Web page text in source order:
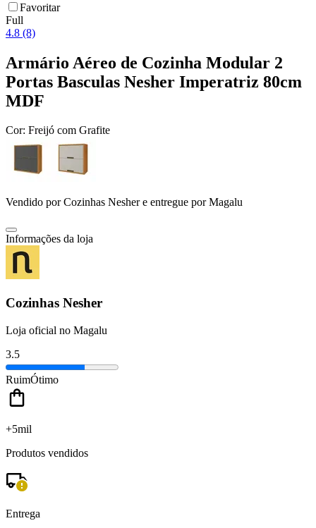
Favoritar
Full
4.8 (8)
Armário Aéreo de Cozinha Modular 2
Portas Basculas Nesher Imperatriz 80cm
MDF
Cor: Freijó com Grafite
Vendido porCozinhas Neshere entregue por Magalu
Informações da loja
Cozinhas Nesher
Loja oficial no Magalu
3.5
RuimÓtimo
+5mil
Produtos vendidos
Entrega